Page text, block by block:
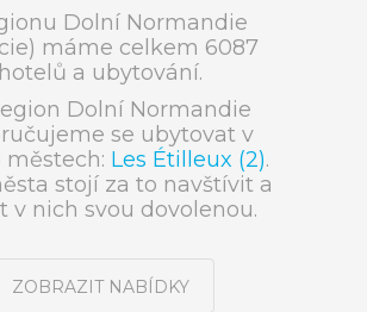
Dolní Normandie
máme celkem 6087
hotelů a ubytování.
Dolní Normandie
se ubytovat v
Les Étilleux (2).
stojí za to navštívit a
v nich svou dovolenou.
ZOBRAZIT NABÍDKY